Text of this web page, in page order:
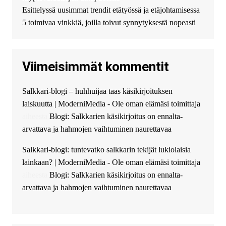
избыточных вопросов и
документов? Тогда обратитесь
guest_4889 :Cmon Suomi 👏
The Admin: High five! You’ve
successfully installed Simple
Ajax Chat.
Esittelyssä uusimmat trendit etätyössä ja etäjohtamisessa
5 toimivaa vinkkiä, joilla toivut synnytyksestä nopeasti
Viimeisimmät kommentit
Salkkari-blogi – huhhuijaa taas käsikirjoituksen
laiskuutta | ModerniMedia - Ole oman elämäsi toimittaja
Blogi: Salkkarien käsikirjoitus on ennalta-
arvattava ja hahmojen vaihtuminen naurettavaa
Salkkari-blogi: tuntevatko salkkarin tekijät lukiolaisia
lainkaan? | ModerniMedia - Ole oman elämäsi toimittaja
Blogi: Salkkarien käsikirjoitus on ennalta-
arvattava ja hahmojen vaihtuminen naurettavaa